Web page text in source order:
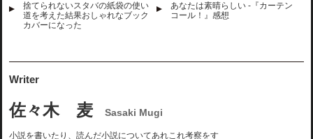
捨てられないスタバの紙袋の使い
道を考えた結果おしゃれなブック
カバーになった
あなたは素晴らしい -『カーテン
コール！』感想
Writer
佐々木 麦 Sasaki Mugi
小説を書いたり、読んだ小説についてあれこれ考察をす